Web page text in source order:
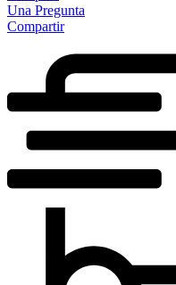
Una Pregunta
Compartir